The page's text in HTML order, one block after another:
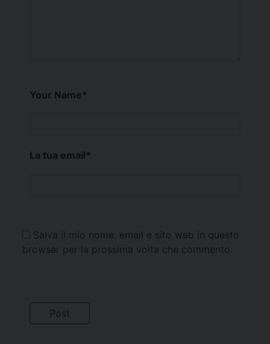
Your Name*
La tua email*
Salva il mio nome, email e sito web in questo
browser per la prossima volta che commento.